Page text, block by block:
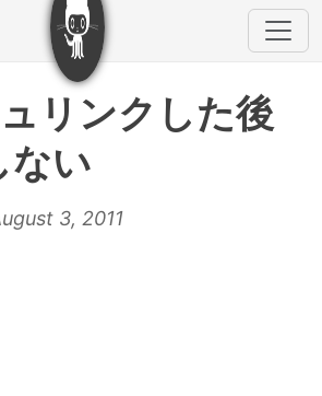
リンクした後
ない
3, 2011